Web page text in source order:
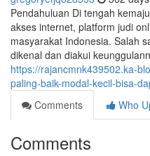
Pendahuluan Di tengah
akses internet, platform judi
masyarakat Indonesia. Salah
dikenal dan diakui
https://rajancmnk439502.ka-
paling-baik-modal-kecil-bisa-
Comments
Who
Comments